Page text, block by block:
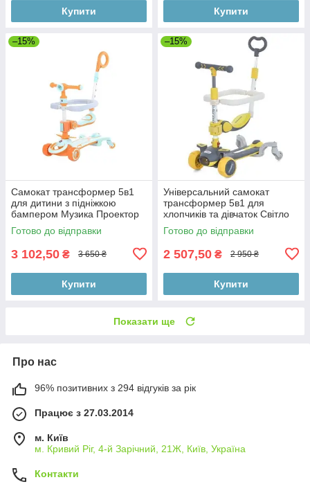
Купити Купити
–15%
Самокат трансформер 5в1
для дитини з підніжкою
бампером Музика Проектор
Фара колір М'ята/
Помаранчевий
Готово до відправки
3 102,50 ₴ 3 650 ₴
Купити
–15%
Універсальний самокат
трансформер 5в1 для
хлопчиків та дівчаток Світло
Додаткові колеса
Готово до відправки
2 507,50 ₴ 2 950 ₴
Купити
Показати ще
Про нас
96% позитивних з 294 відгуків за рік
Працює з 27.03.2014
м. Київ
м. Кривий Ріг, 4-й Зарічний, 21Ж, Київ, Україна
Контакти